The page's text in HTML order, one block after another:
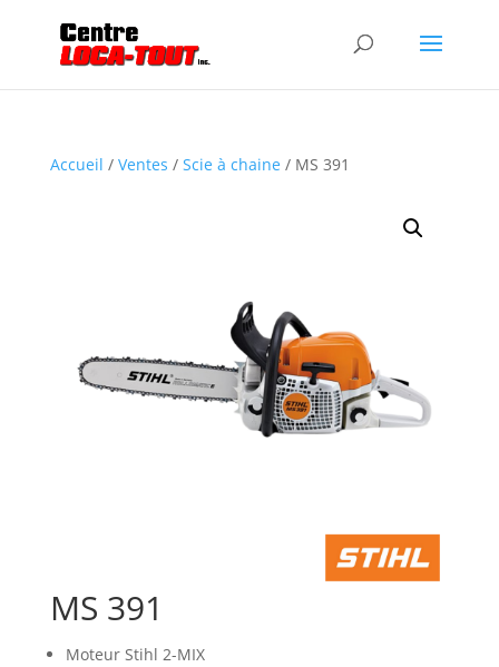
Accueil / Ventes / Scie à chaine / MS 391
MS 391
Moteur Stihl 2-MIX